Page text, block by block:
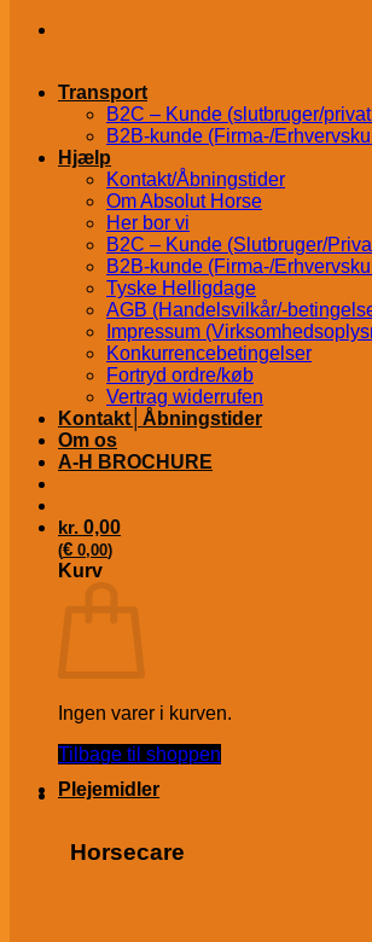
Transport
B2C – Kunde (slutbruger/
B2B-kunde (Firma-/
Hjælp
Kontakt/Åbningstider
Om Absolut Horse
Her bor vi
B2C – Kunde (Slutbruger/
B2B-kunde (Firma-/
Tyske Helligdage
AGB (Handelsvilkår/-
Impressum
Konkurrencebetingelser
Fortryd ordre/køb
Vertrag widerrufen
Kontakt│Åbningstider
Om os
A-H BROCHURE
kr. 0,00
(€ 0,00)
Kurv
Ingen varer i kurven.
Tilbage til shoppen
Plejemidler
Horsecare